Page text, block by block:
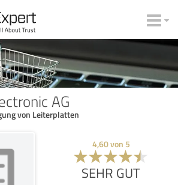
AG
von Leiterplatten
4,60von 5
SEHR GUT